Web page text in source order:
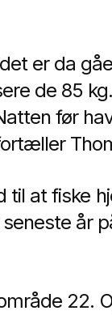
er da
de 85
før
at fiske
år
22.